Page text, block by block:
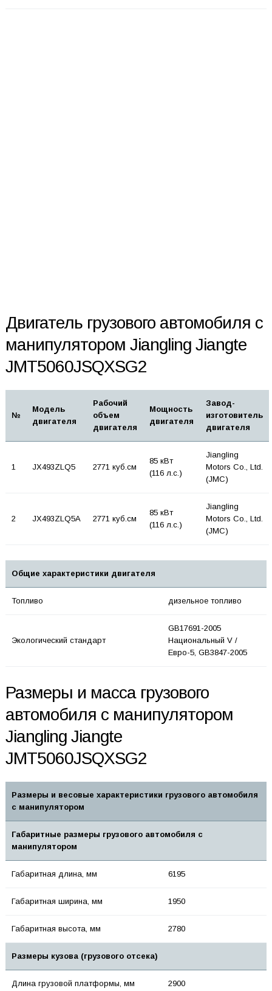
Двигатель грузового автомобиля с
манипулятором Jiangling Jiangte
JMT5060JSQXSG2
№
Модель
двигателя
Рабочий
объем
двигателя
Мощность
двигателя
Завод-
изготовитель
двигателя
1 JX493ZLQ5 2771 куб.см
85 кВт
(116 л.с.)
Jiangling
Motors Co., Ltd.
(JMC)
2 JX493ZLQ5A 2771 куб.см
85 кВт
(116 л.с.)
Jiangling
Motors Co., Ltd.
(JMC)
Общие характеристики двигателя
Топливо дизельное топливо
Экологический стандарт
GB17691-2005
Национальный V /
Евро-5, GB3847-2005
Размеры и масса грузового
автомобиля с манипулятором
Jiangling Jiangte
JMT5060JSQXSG2
Размеры и весовые характеристики грузового автомобиля
с манипулятором
Габаритные размеры грузового автомобиля с
манипулятором
Габаритная длина, мм 6195
Габаритная ширина, мм 1950
Габаритная высота, мм 2780
Размеры кузова (грузового отсека)
Длина грузовой платформы, мм 2900